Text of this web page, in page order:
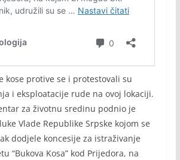
kose protive se i protestovali su
i eksploatacije rude na ovoj lokaciji.
za životnu sredinu podnio je
Vlade Republike Srpske kojom se
dodjele koncesije za istraživanje
“Bukova Kosa” kod Prijedora, na